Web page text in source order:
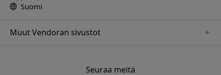
Suomi
Muut Vendoran sivustot
www.nordicsmartlight.seSeuraa meitä